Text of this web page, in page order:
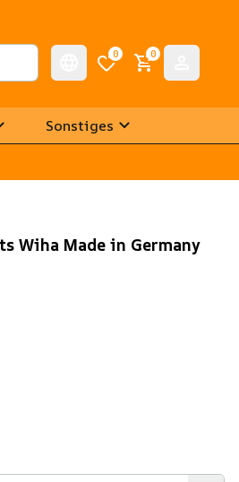
0 0
Sonstiges
Wiha Made in Germany